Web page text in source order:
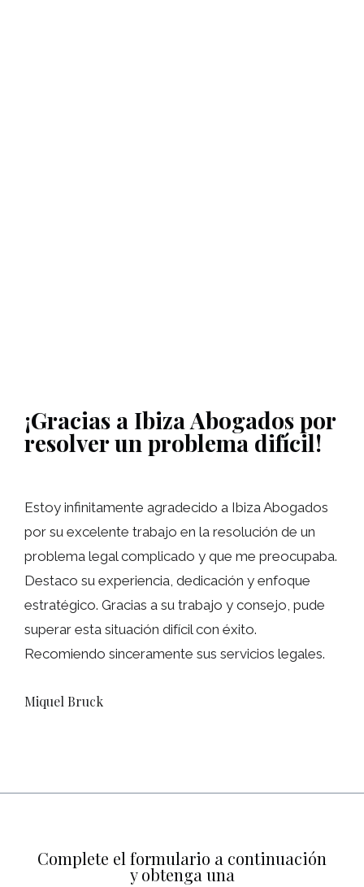
¡Gracias a Ibiza Abogados por
resolver un problema difícil!
Estoy infinitamente agradecido a Ibiza Abogados
por su excelente trabajo en la resolución de un
problema legal complicado y que me preocupaba.
Destaco su experiencia, dedicación y enfoque
estratégico. Gracias a su trabajo y consejo, pude
superar esta situación difícil con éxito.
Recomiendo sinceramente sus servicios legales.
Miquel Bruck
Complete el formulario a continuación
y obtenga una